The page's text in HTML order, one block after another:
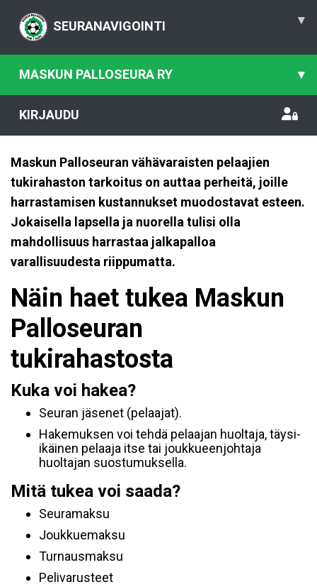
SEURANAVIGOINTI ▾
MASKUN PALLOSEURA RY ▾
KIRJAUDU
Maskun Palloseuran vähävaraisten pelaajien
tukirahaston tarkoitus on auttaa perheitä, joille
harrastamisen kustannukset muodostavat esteen.
Jokaisella lapsella ja nuorella tulisi olla
mahdollisuus harrastaa jalkapalloa
varallisuudesta riippumatta.
Näin haet tukea Maskun
Palloseuran
tukirahastosta
Kuka voi hakea?
Seuran jäsenet (pelaajat).
Hakemuksen voi tehdä pelaajan huoltaja, täysi-
ikäinen pelaaja itse tai joukkueenjohtaja
huoltajan suostumuksella.
Mitä tukea voi saada?
Seuramaksu
Joukkuemaksu
Turnausmaksu
Pelivarusteet